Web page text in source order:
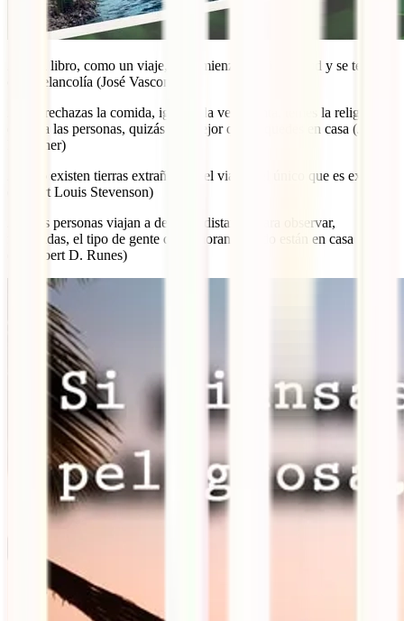
22. Un libro, como un viaje, se comienza con inquietud y se termina
con melancolía (José Vasconcelos)
23. Si rechazas la comida, ignoras la vestimenta, temes la religión y
evitas a las personas, quizás sea mejor que te quedes en casa (James
Michener)
24. No existen tierras extrañas. Es el viajero el único que es extraño
(Robert Louis Stevenson)
25. Las personas viajan a destinos distantes para observar,
fascinadas, el tipo de gente que ignoran cuando están en casa
(Dagobert D. Runes)